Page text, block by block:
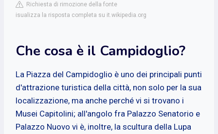
Richiesta di rimozione della fonte
isualizza la risposta completa su it.wikipedia.org
Che cosa è il Campidoglio?
La Piazza del Campidoglio è uno dei principali punti
d'attrazione turistica della città, non solo per la sua
localizzazione, ma anche perché vi si trovano i
Musei Capitolini; all'angolo fra Palazzo Senatorio e
Palazzo Nuovo vi è, inoltre, la scultura della Lupa